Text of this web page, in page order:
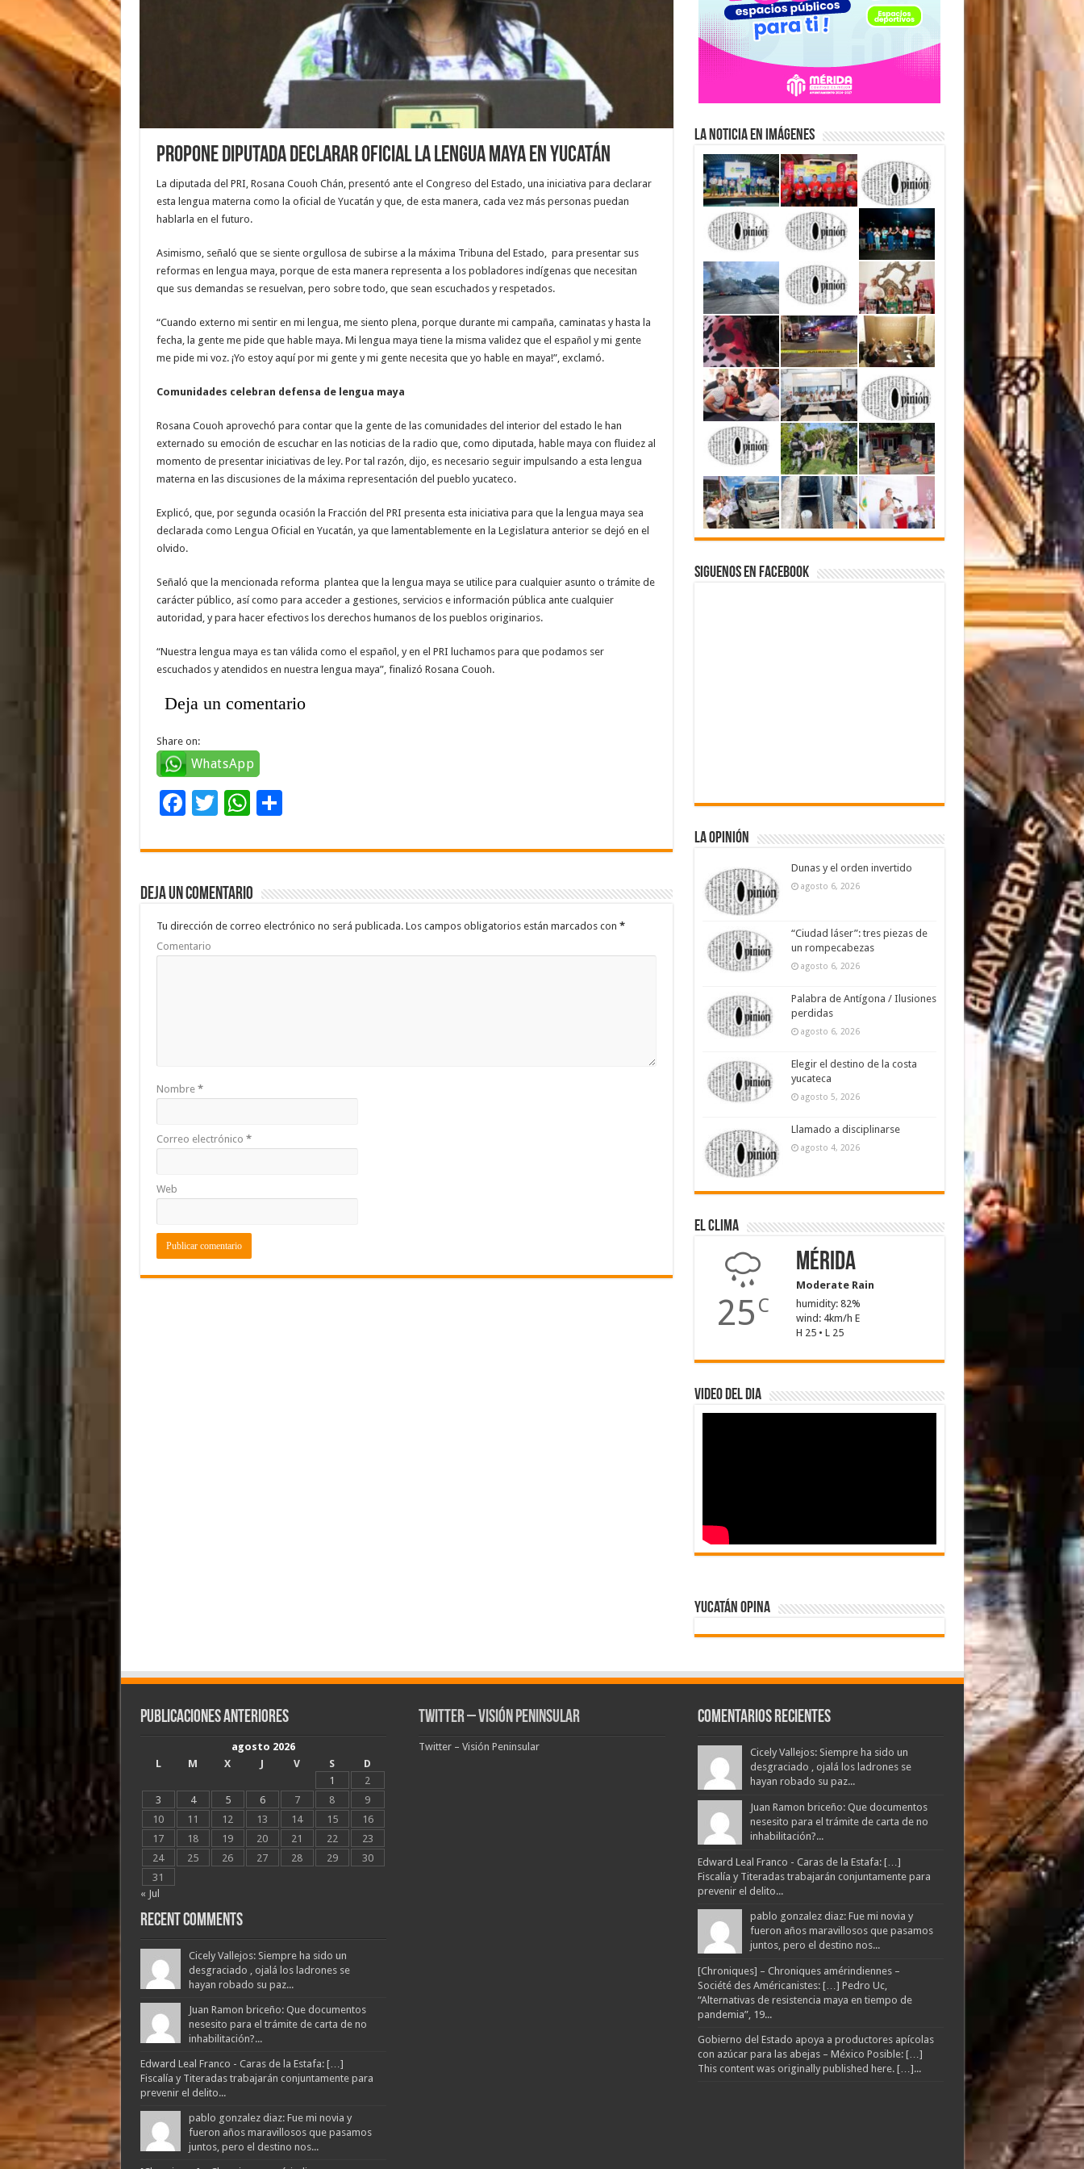
Propone diputada declarar oficial la lengua maya en Yucatán
La diputada del PRI, Rosana Couoh Chán, presentó ante el Congreso del Estado, una iniciativa para declarar
esta lengua materna como la oficial de Yucatán y que, de esta manera, cada vez más personas puedan
hablarla en el futuro.
Asimismo, señaló que se siente orgullosa de subirse a la máxima Tribuna del Estado, para presentar sus
reformas en lengua maya, porque de esta manera representa a los pobladores indígenas que necesitan
que sus demandas se resuelvan, pero sobre todo, que sean escuchados y respetados.
“Cuando externo mi sentir en mi lengua, me siento plena, porque durante mi campaña, caminatas y hasta la
fecha, la gente me pide que hable maya. Mi lengua maya tiene la misma validez que el español y mi gente
me pide mi voz. ¡Yo estoy aquí por mi gente y mi gente necesita que yo hable en maya!”, exclamó.
Comunidades celebran defensa de lengua maya
Rosana Couoh aprovechó para contar que la gente de las comunidades del interior del estado le han
externado su emoción de escuchar en las noticias de la radio que, como diputada, hable maya con fluidez al
momento de presentar iniciativas de ley. Por tal razón, dijo, es necesario seguir impulsando a esta lengua
materna en las discusiones de la máxima representación del pueblo yucateco.
Explicó, que, por segunda ocasión la Fracción del PRI presenta esta iniciativa para que la lengua maya sea
declarada como Lengua Oficial en Yucatán, ya que lamentablemente en la Legislatura anterior se dejó en el
olvido.
Señaló que la mencionada reforma plantea que la lengua maya se utilice para cualquier asunto o trámite de
carácter público, así como para acceder a gestiones, servicios e información pública ante cualquier
autoridad, y para hacer efectivos los derechos humanos de los pueblos originarios.
“Nuestra lengua maya es tan válida como el español, y en el PRI luchamos para que podamos ser
escuchados y atendidos en nuestra lengua maya”, finalizó Rosana Couoh.
Deja un comentario
Share on:
WhatsApp
F
e
b
o
o
k
T
tt
er
W
at
sA
p
p
C
m
ar
ti
r
Deja un comentario
Tu dirección de correo electrónico no será publicada.Los campos obligatorios están marcados con *
Comentario
Nombre *
Correo electrónico *
Web
La Noticia en Imágenes
Siguenos en Facebook
La Opinión
Dunas y el orden invertido
agosto 6, 2026
“Ciudad láser”: tres piezas de
un rompecabezas
agosto 6, 2026
Palabra de Antígona / Ilusiones
perdidas
agosto 6, 2026
Elegir el destino de la costa
yucateca
agosto 5, 2026
Llamado a disciplinarse
agosto 4, 2026
El Clima
25 C
Mérida
Moderate Rain
humidity: 82%
wind: 4km/h E
H 25 • L 25
Video del dia
Yucatán Opina
Publicaciones Anteriores
agosto 2026
L
M X J V S
D
1
2
3
4 5 6 7 8
9
10
11 12 13 14 15
16
17
18 19 20 21 22
23
24
25 26 27 28 29
30
31
« Jul
Recent Comments
Cicely Vallejos: Siempre ha sido un
desgraciado , ojalá los ladrones se
hayan robado su paz...
Juan Ramon briceño: Que documentos
nesesito para el trámite de carta de no
inhabilitación?...
Edward Leal Franco - Caras de la Estafa: […]
Fiscalía y Titeradas trabajarán conjuntamente para
prevenir el delito...
pablo gonzalez diaz: Fue mi novia y
fueron años maravillosos que pasamos
juntos, pero el destino nos...
Twitter – Visión Peninsular
Twitter – Visión Peninsular
Comentarios Recientes
Cicely Vallejos: Siempre ha sido un
desgraciado , ojalá los ladrones se
hayan robado su paz...
Juan Ramon briceño: Que documentos
nesesito para el trámite de carta de no
inhabilitación?...
Edward Leal Franco - Caras de la Estafa: […]
Fiscalía y Titeradas trabajarán conjuntamente para
prevenir el delito...
pablo gonzalez diaz: Fue mi novia y
fueron años maravillosos que pasamos
juntos, pero el destino nos...
[Chroniques] – Chroniques amérindiennes –
Société des Américanistes: […] Pedro Uc,
“Alternativas de resistencia maya en tiempo de
pandemia”, 19...
Gobierno del Estado apoya a productores apícolas
con azúcar para las abejas – México Posible: […]
This content was originally published here. […]...